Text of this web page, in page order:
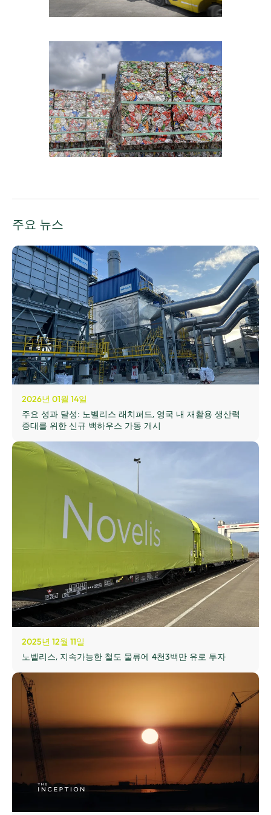
주요 뉴스
2026년 01월 14일
주요 성과 달성: 노벨리스 래치퍼드, 영국 내 재활용 생산력
증대를 위한 신규 백하우스 가동 개시
2025년 12월 11일
노벨리스, 지속가능한 철도 물류에 4천3백만 유로 투자